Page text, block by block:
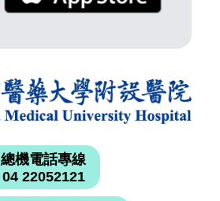
總機電話專線
04 22052121